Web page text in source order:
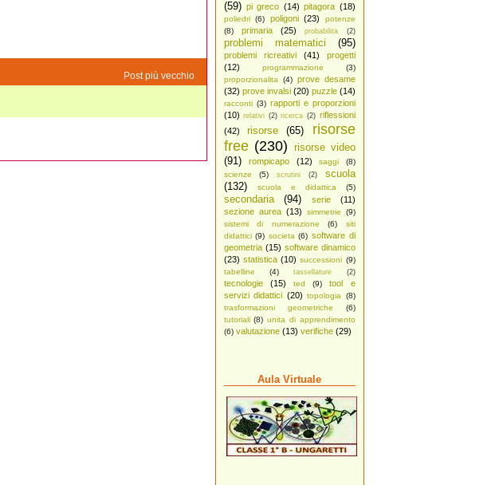
(59) pi greco (14) pitagora (18)
poliedri (6) poligoni (23)
potenze
(8)
primaria (25) probabilita (2)
problemi matematici (95)
problemi ricreativi (41)
progetti
(12)
programmazione
(3)
proporzionalita
(4) prove desame
(32) prove invalsi (20) puzzle (14)
racconti (3) rapporti e proporzioni
(10) relativi (2) ricerca (2) riflessioni
(42)
risorse (65)
risorse
free (230) risorse video
(91)
rompicapo (12) saggi
(8)
scienze
(5) scrutini (2)
scuola
(132)
scuola e didattica (5)
secondaria (94) serie
(11)
sezione aurea (13) simmetrie
(9)
sistemi di numerazione
(6)
siti
didattici (9) societa (6) software di
geometria (15) software dinamico
(23) statistica (10) successioni (9)
tabelline
(4) tassellature (2)
tecnologie (15) ted (9)
tool e
servizi didattici (20) topologia
(8)
trasformazioni geometriche
(6)
tutoriali (8) unita di apprendimento
(6) valutazione (13) verifiche (29)
Aula Virtuale
Post più vecchio